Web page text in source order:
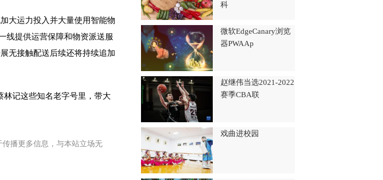
大运力投入并大量使用智能物
线提供运营保障和物资派送服
无接触配送后续还将持续追加
记这些知名老字号里，带大
播更多信息，与本站立场无
科
微软EdgeCanary浏览
器PWAAp
赵继伟当选2021-2022
赛季CBA联
戏曲进校园